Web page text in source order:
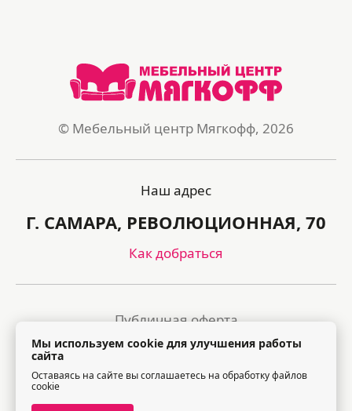
© Мебельный центр Мягкофф, 2026
Наш адрес
Г. САМАРА, РЕВОЛЮЦИОННАЯ, 70
Как добраться
Публичная оферта
Политика обработки персональных данных
Правила посещения торгового центра
Мы используем cookie для улучшения работы
сайта
Оставаясь на сайте вы соглашаетесь на обработку файлов
cookie